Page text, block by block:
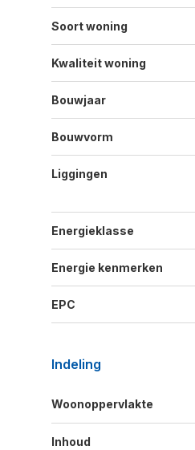
Soort woning
Kwaliteit woning
Bouwjaar
Bouwvorm
Liggingen
Energieklasse
Energie kenmerken
EPC
Indeling
Woonoppervlakte
Inhoud